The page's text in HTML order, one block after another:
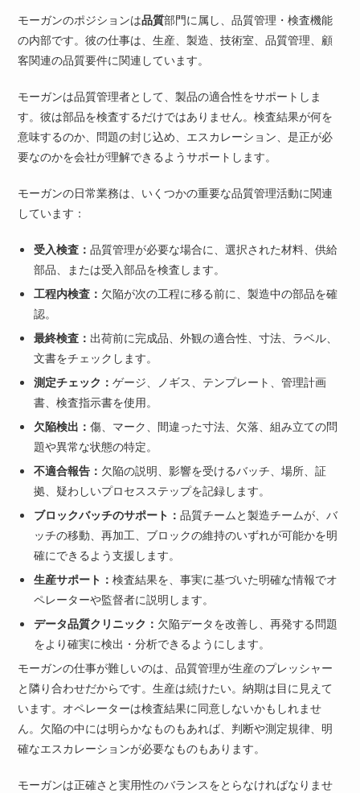
モーガンのポジションは品質部門に属し、品質管理・検査機能
の内部です。彼の仕事は、生産、製造、技術室、品質管理、顧
客関連の品質要件に関連しています。
モーガンは品質管理者として、製品の適合性をサポートしま
す。彼は部品を検査するだけではありません。検査結果が何を
意味するのか、問題の封じ込め、エスカレーション、是正が必
要なのかを会社が理解できるようサポートします。
モーガンの日常業務は、いくつかの重要な品質管理活動に関連
しています：
受入検査：品質管理が必要な場合に、選択された材料、供給
部品、または受入部品を検査します。
工程内検査： 欠陥が次の工程に移る前に、製造中の部品を確
認。
最終検査： 出荷前に完成品、外観の適合性、寸法、ラベル、
文書をチェックします。
測定チェック：ゲージ、ノギス、テンプレート、管理計画
書、検査指示書を使用。
欠陥検出：傷、マーク、間違った寸法、欠落、組み立ての問
題や異常な状態の特定。
不適合報告： 欠陥の説明、影響を受けるバッチ、場所、証
拠、疑わしいプロセスステップを記録します。
ブロックバッチのサポート：品質チームと製造チームが、バ
ッチの移動、再加工、ブロックの維持のいずれが可能かを明
確にできるよう支援します。
生産サポート：検査結果を、事実に基づいた明確な情報でオ
ペレーターや監督者に説明します。
データ品質クリニック： 欠陥データを改善し、再発する問題
をより確実に検出・分析できるようにします。
モーガンの仕事が難しいのは、品質管理が生産のプレッシャー
と隣り合わせだからです。生産は続けたい。納期は目に見えて
います。オペレーターは検査結果に同意しないかもしれませ
ん。欠陥の中には明らかなものもあれば、判断や測定規律、明
確なエスカレーションが必要なものもあります。
モーガンは正確さと実用性のバランスをとらなければなりませ